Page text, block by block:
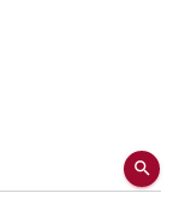
search